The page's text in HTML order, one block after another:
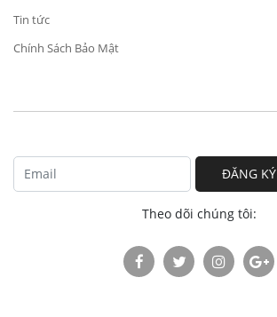
Tin tức
Chính Sách Bảo Mật
ĐĂNG KÝ
Theo dõi chúng tôi: